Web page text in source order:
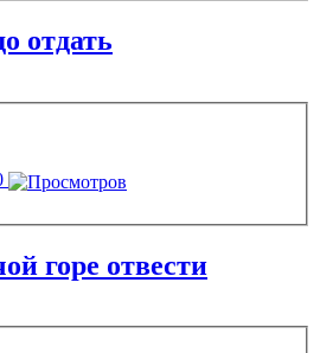
отдать
горе отвести